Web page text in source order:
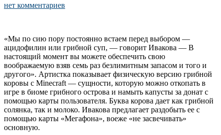
нет комментариев
«Мы по сию пору постоянно встаем перед выбором —
ацидофилин или грибной суп, — говорит Ивакова — В
настоящий момент вы можете обеспечить свою
воображаемую взяв семь раз безлимитным запасом и того и
другого». Артистка показывает физическую версию грибной
коровы с Minecraft — сущности, которую можно откопать в
игре в биоме грибного острова и намыть капусты за донат с
помощью карты пользователя. Буква корова дает как грибной
солянка, так и молоко. Ивакова предлагает раздобыть ее с
помощью карты «Мегафона», воеже «не засвечивать»
основную.